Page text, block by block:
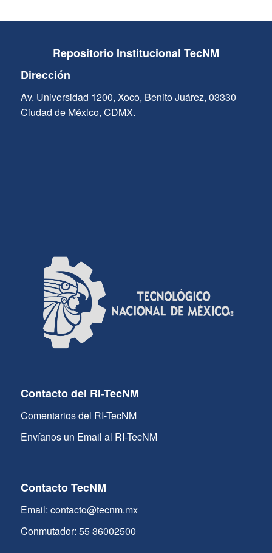
Repositorio Institucional TecNM
Dirección
Av. Universidad 1200, Xoco, Benito Juárez, 03330
Ciudad de México, CDMX.
Contacto del RI-TecNM
Comentarios del RI-TecNM
Envíanos un Email al RI-TecNM
Contacto TecNM
Email: contacto@tecnm.mx
Conmutador: 55 36002500